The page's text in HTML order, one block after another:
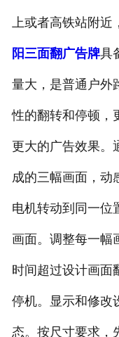
上或者高铁站附近
阳三面翻广告牌具
量大，是普通户外
性的翻转和停顿，
更大的广告效果。
成的三幅画面，动
电机转动到同一位
画面。调整每一幅
时间超过设计画面
停机。显示和修改
态。按尺寸要求，